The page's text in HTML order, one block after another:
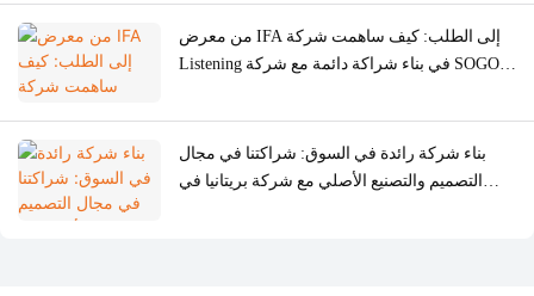
من معرض IFA إلى الطلب: كيف ساهمت شركة
Listening في بناء شراكة دائمة مع شركة SOGO
بناء شركة رائدة في السوق: شراكتنا في مجال
التصميم والتصنيع الأصلي مع شركة بريتانيا في